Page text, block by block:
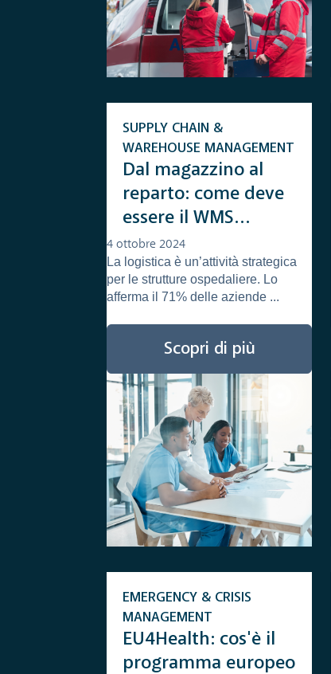
Dal magazzino al
reparto: come deve
essere il WMS
dell’ospedale
SUPPLY CHAIN &
WAREHOUSE MANAGEMENT
4 ottobre 2024
La logistica è un’attività strategica
per le strutture ospedaliere. Lo
afferma il 71% delle aziende ...
Scopri di più
EU4Health: cos'è il
programma europeo
EMERGENCY & CRISIS
MANAGEMENT